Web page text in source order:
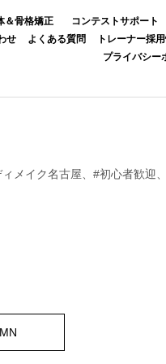
＆骨格矯正 コンテストサポート
せ よくある質問 トレーナー採
プライバシー
メイク名古屋、#初心者歓迎